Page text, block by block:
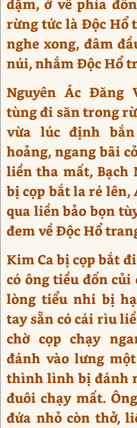
dặm, ở về phía
rừng tức là Độc Hổ
nghe xong, đâm
núi, nhắm Độc Hổ
Nguyên Ác Đăng
tùng đi săn trong
vừa lúc định
hoảng, ngang bãi
liền tha mất, Bạch
bị cọp bắt la ré lên,
qua liền bảo bọn
đem về Độc Hổ
Kim Ca bị cọp bắt
có ông tiều đốn củi
lòng tiểu nhi bị
tay sẵn có cái rìu
chờ cọp chạy
đánh vào lưng
thình lình bị đánh
đuôi chạy mất.
đứa nhỏ còn thở,